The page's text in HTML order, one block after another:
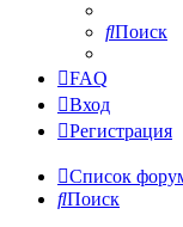
Поиск
FAQ
Вход
Регистрация
Список
Поиск